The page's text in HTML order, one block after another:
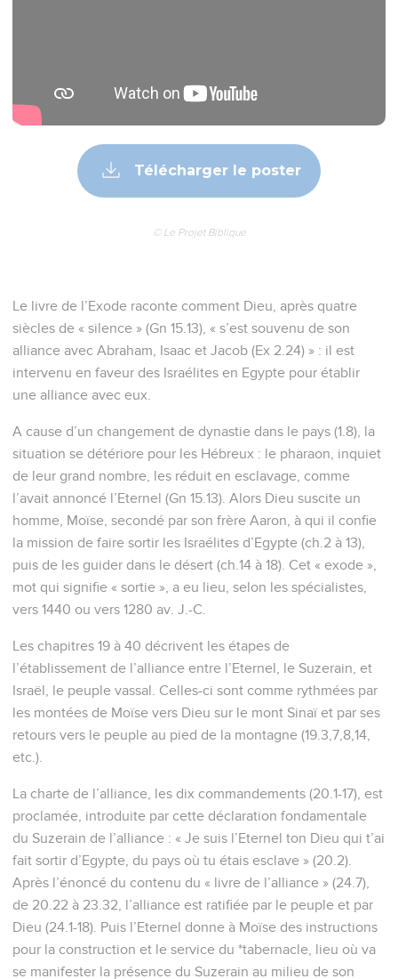
Télécharger le poster
© Le Projet Biblique
Le livre de l’Exode raconte comment Dieu, après quatre
siècles de « silence » (Gn 15.13), « s’est souvenu de son
alliance avec Abraham, Isaac et Jacob (Ex 2.24) » : il est
intervenu en faveur des Israélites en Egypte pour établir
une alliance avec eux.
A cause d’un changement de dynastie dans le pays (1.8), la
situation se détériore pour les Hébreux : le pharaon, inquiet
de leur grand nombre, les réduit en esclavage, comme
l’avait annoncé l’Eternel (Gn 15.13). Alors Dieu suscite un
homme, Moïse, secondé par son frère Aaron, à qui il confie
la mission de faire sortir les Israélites d’Egypte (ch.2 à 13),
puis de les guider dans le désert (ch.14 à 18). Cet « exode »,
mot qui signifie « sortie », a eu lieu, selon les spécialistes,
vers 1440 ou vers 1280 av. J.-C.
Les chapitres 19 à 40 décrivent les étapes de
l’établissement de l’alliance entre l’Eternel, le Suzerain, et
Israël, le peuple vassal. Celles-ci sont comme rythmées par
les montées de Moïse vers Dieu sur le mont Sinaï et par ses
retours vers le peuple au pied de la montagne (19.3,7,8,14,
etc.).
La charte de l’alliance, les dix commandements (20.1-17), est
proclamée, introduite par cette déclaration fondamentale
du Suzerain de l’alliance : « Je suis l’Eternel ton Dieu qui t’ai
fait sortir d’Egypte, du pays où tu étais esclave » (20.2).
Après l’énoncé du contenu du « livre de l’alliance » (24.7),
de 20.22 à 23.32, l’alliance est ratifiée par le peuple et par
Dieu (24.1-18). Puis l’Eternel donne à Moïse des instructions
pour la construction et le service du *tabernacle, lieu où va
se manifester la présence du Suzerain au milieu de son